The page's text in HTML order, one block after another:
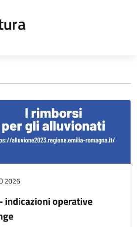
2026
indicazioni operative